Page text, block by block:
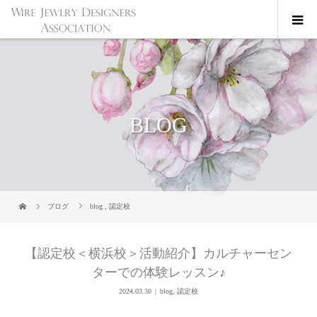
BLOG
ブログ blog ,認定校
【認定校＜横浜校＞活動紹介】カルチャーセン
ターでの体験レッスン♪
2024.03.30 blog, 認定校